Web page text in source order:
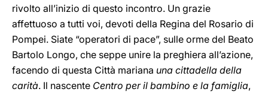
rivolto all’inizio di questo incontro. Un grazie
affettuoso a tutti voi, devoti della Regina del Rosario di
Pompei. Siate “operatori di pace”, sulle orme del Beato
Bartolo Longo, che seppe unire la preghiera all’azione,
facendo di questa Città mariana una cittadella della
carità. Il nascente Centro per il bambino e la famiglia,